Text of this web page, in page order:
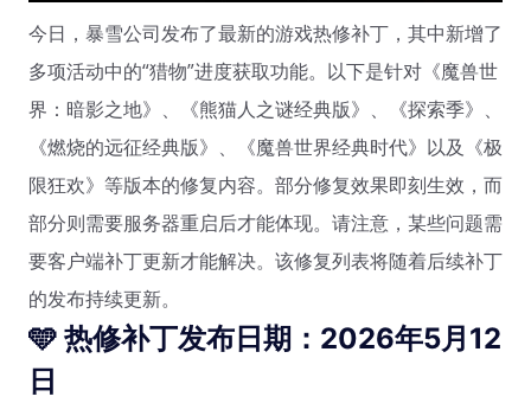
今日，暴雪公司发布了最新的游戏热修补丁，其中新增了
多项活动中的“猎物”进度获取功能。以下是针对《魔兽世
界：暗影之地》、《熊猫人之谜经典版》、《探索季》、
《燃烧的远征经典版》、《魔兽世界经典时代》以及《极
限狂欢》等版本的修复内容。部分修复效果即刻生效，而
部分则需要服务器重启后才能体现。请注意，某些问题需
要客户端补丁更新才能解决。该修复列表将随着后续补丁
的发布持续更新。
🩵 热修补丁发布日期：2026年5月12
日